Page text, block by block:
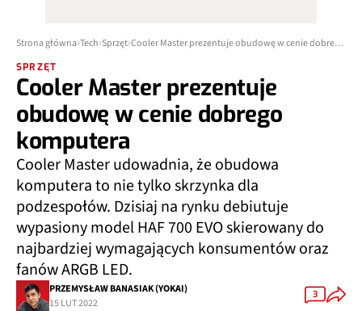
Strona główna Tech Sprzęt Cooler Master prezentuje obudowę w cenie dobrego komputera
SPRZĘT
Cooler Master prezentuje
obudowę w cenie dobrego
komputera
Cooler Master udowadnia, że obudowa
komputera to nie tylko skrzynka dla
podzespołów. Dzisiaj na rynku debiutuje
wypasiony model HAF 700 EVO skierowany do
najbardziej wymagających konsumentów oraz
fanów ARGB LED.
PRZEMYSŁAW BANASIAK (YOKAI)
15 LUT 2022
3